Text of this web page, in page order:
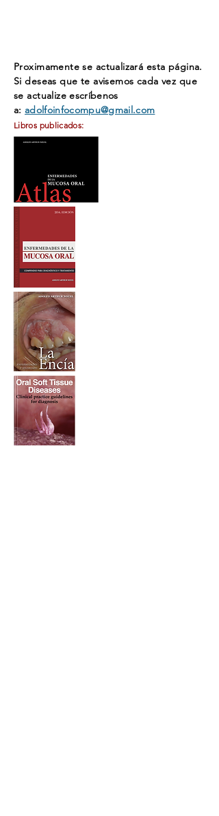
Proximamente se actualizará esta página.
Si deseas que te avisemos cada vez que
se actualizeescríbenos
a:adolfoinfocompu@gmail.com
Libros publicados: